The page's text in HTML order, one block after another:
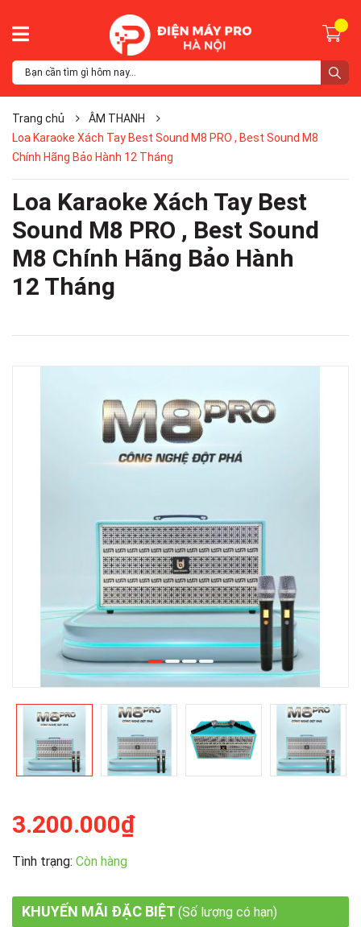
Trang chủ
ÂM THANH
Loa Karaoke Xách Tay Best Sound M8 PRO , Best Sound M8
Chính Hãng Bảo Hành 12 Tháng
Loa Karaoke Xách Tay Best
Sound M8 PRO , Best Sound
M8 Chính Hãng Bảo Hành
12 Tháng
3.200.000₫
Tình trạng: Còn hàng
KHUYẾN MÃI ĐẶC BIỆT (Số lượng có hạn)